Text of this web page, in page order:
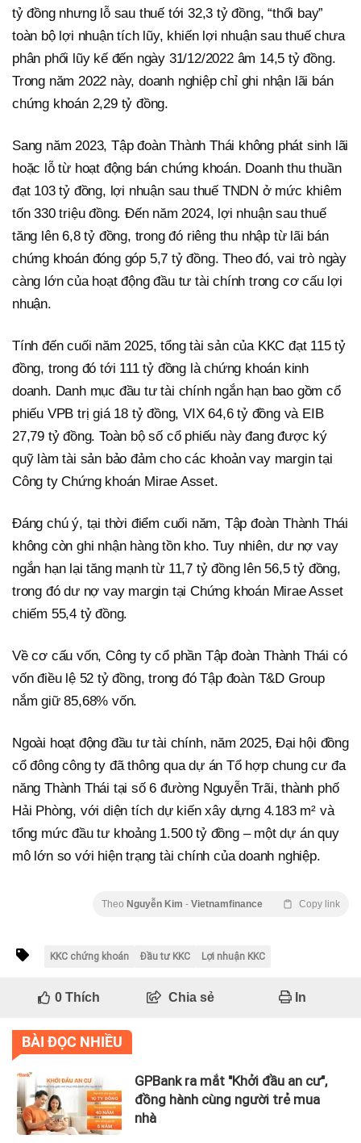
tỷ đồng nhưng lỗ sau thuế tới 32,3 tỷ đồng, “thổi bay”
toàn bộ lợi nhuận tích lũy, khiến lợi nhuận sau thuế chưa
phân phối lũy kế đến ngày 31/12/2022 âm 14,5 tỷ đồng.
Trong năm 2022 này, doanh nghiệp chỉ ghi nhận lãi bán
chứng khoán 2,29 tỷ đồng.
Sang năm 2023, Tập đoàn Thành Thái không phát sinh lãi
hoặc lỗ từ hoạt động bán chứng khoán. Doanh thu thuần
đạt 103 tỷ đồng, lợi nhuận sau thuế TNDN ở mức khiêm
tốn 330 triệu đồng. Đến năm 2024, lợi nhuận sau thuế
tăng lên 6,8 tỷ đồng, trong đó riêng thu nhập từ lãi bán
chứng khoán đóng góp 5,7 tỷ đồng. Theo đó, vai trò ngày
càng lớn của hoạt động đầu tư tài chính trong cơ cấu lợi
nhuận.
Tính đến cuối năm 2025, tổng tài sản của KKC đạt 115 tỷ
đồng, trong đó tới 111 tỷ đồng là chứng khoán kinh
doanh. Danh mục đầu tư tài chính ngắn hạn bao gồm cổ
phiếu VPB trị giá 18 tỷ đồng, VIX 64,6 tỷ đồng và EIB
27,79 tỷ đồng. Toàn bộ số cổ phiếu này đang được ký
quỹ làm tài sản bảo đảm cho các khoản vay margin tại
Công ty Chứng khoán Mirae Asset.
Đáng chú ý, tại thời điểm cuối năm, Tập đoàn Thành Thái
không còn ghi nhận hàng tồn kho. Tuy nhiên, dư nợ vay
ngắn hạn lại tăng mạnh từ 11,7 tỷ đồng lên 56,5 tỷ đồng,
trong đó dư nợ vay margin tại Chứng khoán Mirae Asset
chiếm 55,4 tỷ đồng.
Về cơ cấu vốn, Công ty cổ phần Tập đoàn Thành Thái có
vốn điều lệ 52 tỷ đồng, trong đó Tập đoàn T&D Group
nắm giữ 85,68% vốn.
Ngoài hoạt động đầu tư tài chính, năm 2025, Đại hội đồng
cổ đông công ty đã thông qua dự án Tổ hợp chung cư đa
năng Thành Thái tại số 6 đường Nguyễn Trãi, thành phố
Hải Phòng, với diện tích dự kiến xây dựng 4.183 m² và
tổng mức đầu tư khoảng 1.500 tỷ đồng – một dự án quy
mô lớn so với hiện trạng tài chính của doanh nghiệp.
Theo Nguyễn Kim - Vietnamfinance Copy link
KKC chứng khoán Đầu tư KKC Lợi nhuận KKC
0Thích Chia sẻ In
BÀI ĐỌC NHIỀU
GPBank ra mắt "Khởi đầu an cư",
đồng hành cùng người trẻ mua
nhà